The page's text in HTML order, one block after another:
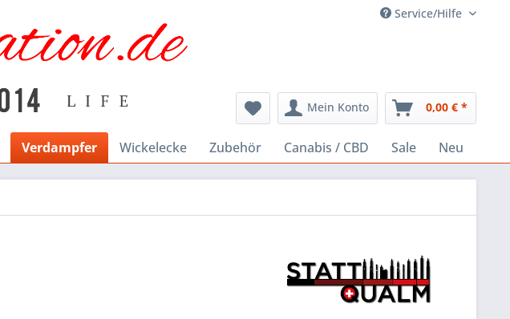
Service/Hilfe
Mein Konto 0,00 € *
Verdampfer Wickelecke Zubehör Canabis / CBD Sale Neu